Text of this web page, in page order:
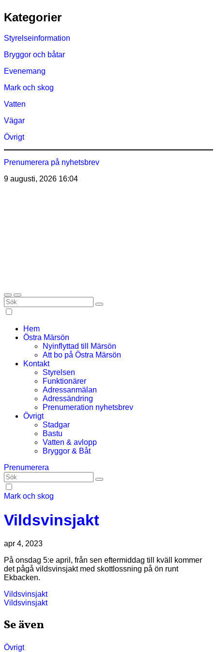
Hoppa
till
Kategorier
Styrelseinformation
Bryggor och båtar
Evenemang
Mark och skog
Vatten
Vägar
Övrigt
Prenumerera på nyhetsbrev
9 augusti, 2026 16:04
Hem
Östra Märsön
Nyinflyttad till Märsön
Att bo på Östra Märsön
Kontakt
Styrelsen
Funktionärer
Adressanmälan
Adressändring
Prenumeration nyhetsbrev
Övrigt
Stadgar
Bastu
Vatten & avlopp
Bryggor & Båt
Prenumerera
Mark och skog
Vildsvinsjakt
apr 4, 2023
På onsdag 5:e april, från sen eftermiddag till kväll kommer
det pågå vildsvinsjakt med skottlossning på ön runt
Ekbacken.
Inläggsnavigering
Vildsvinsjakt
Vildsvinsjakt
Se även
Övrigt